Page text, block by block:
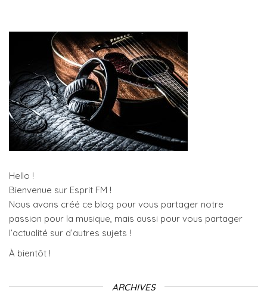
Hello !
Bienvenue sur Esprit FM !
Nous avons créé ce blog pour vous partager notre
passion pour la musique, mais aussi pour vous partager
l’actualité sur d’autres sujets !
À bientôt !
ARCHIVES